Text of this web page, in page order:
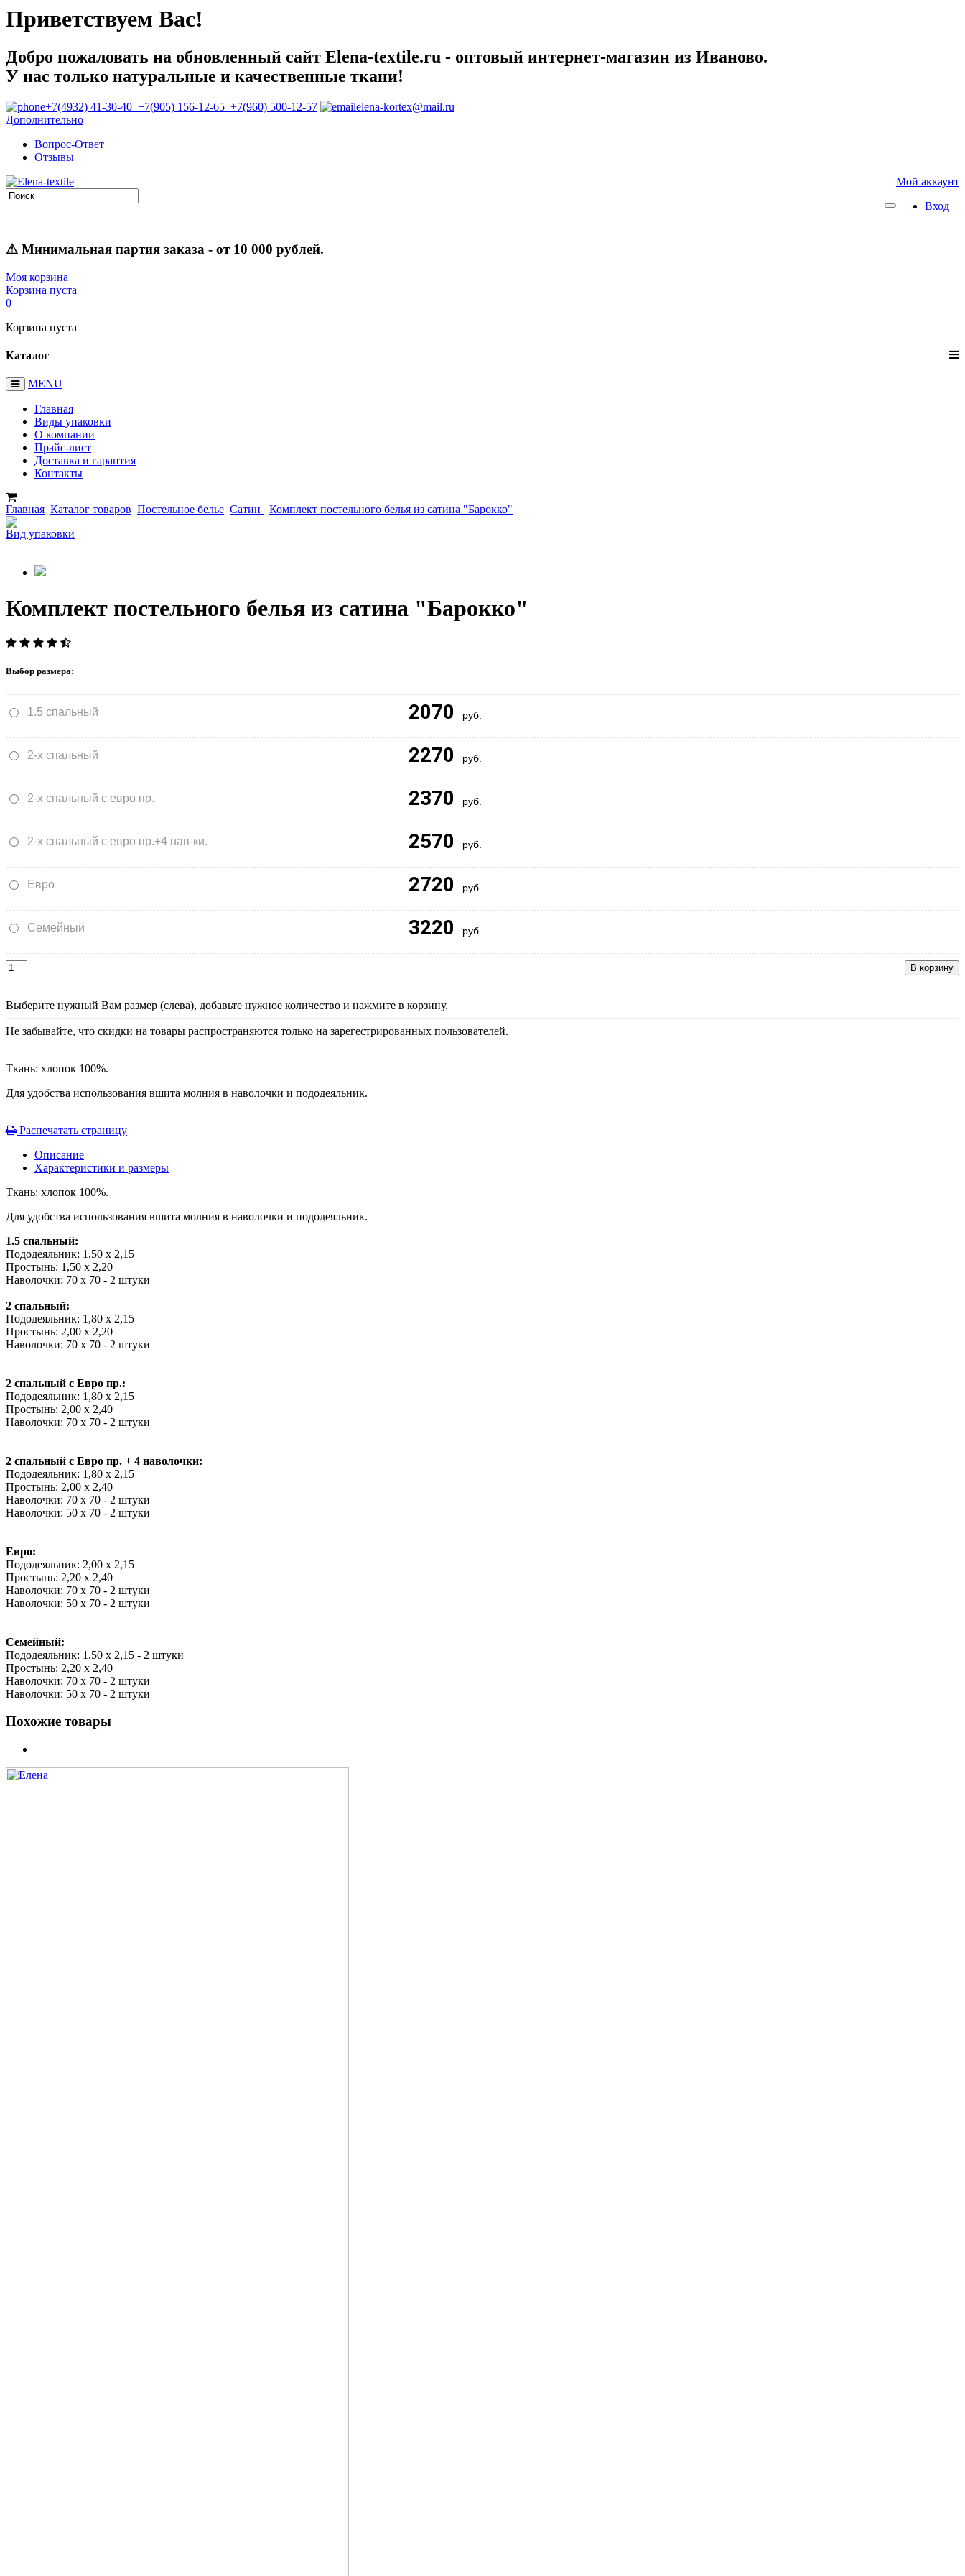
Приветствуем Вас!
Добро пожаловать на обновленный сайт Elena-textile.ru - оптовый интернет-магазин из Иваново.
У нас только натуральные и качественные ткани!
+7(4932) 41-30-40 +7(905) 156-12-65 +7(960) 500-12-57
elena-kortex@mail.ru
Дополнительно
Вопрос-Ответ
Отзывы
Мой аккаунт
Вход
⚠ Минимальная партия заказа - от 10 000 рублей.
Моя корзина
Корзина пуста
0
Корзина пуста
Каталог
MENU
Главная
Виды упаковки
О компании
Прайс-лист
Доставка и гарантия
Контакты
Главная Каталог товаров Постельное белье Сатин
Комплект постельного белья из сатина "Барокко"
Вид упаковки
Комплект постельного белья из сатина "Барокко"
Выбор размера:
1.5 спальный 2070 руб.
2-х спальный 2270 руб.
2-х спальный с евро пр. 2370 руб.
2-х спальный с евро пр.+4 нав-ки. 2570 руб.
Евро 2720 руб.
Семейный 3220 руб.
Выберите нужный Вам размер (слева), добавьте нужное количество и нажмите в корзину.
Не забывайте, что скидки на товары распространяются только на зарегестрированных пользователей.
Ткань: хлопок 100%.
Для удобства использования вшита молния в наволочки и пододеяльник.
Распечатать страницу
Описание
Характеристики и размеры
Ткань: хлопок 100%.
Для удобства использования вшита молния в наволочки и пододеяльник.
1.5 спальный:
Пододеяльник: 1,50 х 2,15
Простынь: 1,50 х 2,20
Наволочки: 70 х 70 - 2 штуки
2 спальный:
Пододеяльник: 1,80 х 2,15
Простынь: 2,00 х 2,20
Наволочки: 70 х 70 - 2 штуки
2 спальный с Евро пр.:
Пододеяльник: 1,80 х 2,15
Простынь: 2,00 х 2,40
Наволочки: 70 х 70 - 2 штуки
2 спальный с Евро пр. + 4 наволочки:
Пододеяльник: 1,80 х 2,15
Простынь: 2,00 х 2,40
Наволочки: 70 х 70 - 2 штуки
Наволочки: 50 х 70 - 2 штуки
Евро:
Пододеяльник: 2,00 х 2,15
Простынь: 2,20 х 2,40
Наволочки: 70 х 70 - 2 штуки
Наволочки: 50 х 70 - 2 штуки
Семейный:
Пододеяльник: 1,50 х 2,15 - 2 штуки
Простынь: 2,20 х 2,40
Наволочки: 70 х 70 - 2 штуки
Наволочки: 50 х 70 - 2 штуки
Похожие товары